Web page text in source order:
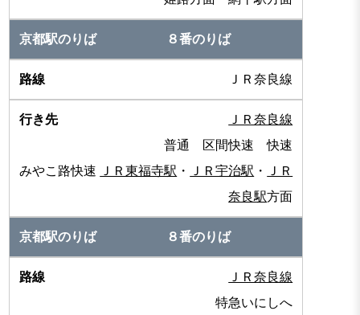
８番のりば
ＪＲ奈良線
ＪＲ奈良線
普通 区間快速 快速
みやこ路快速
ＪＲ東福寺駅 ・ ＪＲ宇治駅 ・
ＪＲ
奈良駅方面
８番のりば
ＪＲ奈良線
特急いにしへ